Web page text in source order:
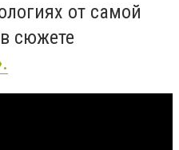
от самой
сюжете